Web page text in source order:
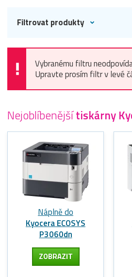
Filtrovat produkty
Vybranému filtru
Upravte prosím filtr v levé
Nejoblíbenějšítiskárny
Náplně do
Kyocera ECOSYS
P3060dn
ZOBRAZIT